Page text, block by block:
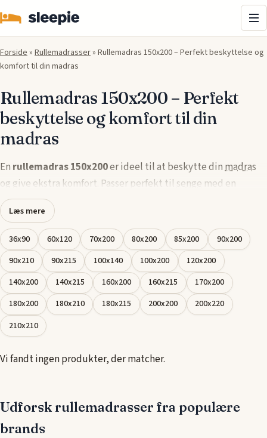
Forside» Rullemadrasser» Rullemadras 150x200 – Perfekt beskyttelse og
komfort til din madras
Rullemadras 150x200 – Perfekt
beskyttelse og komfort til din
madras
En rullemadras 150x200er ideel til at beskytte dinmadras
og give ekstra komfort. Passer perfekt til senge med en
bredde på 150 cm og en længde på 200 cm. Denne rullemadras
beskytter mod fugt, snavs og slitage, samtidig med at den
forbedrer komforten. Den er både åndbar og vaskbar, hvilket
gør den nem at vedligeholde og sikrer langvarig beskyttelse.
Vælg enrullemadras i 150x200for at beskytte din madras og
få en komfortabel og sund søvnoplevelse.
Læs mere
36x90 60x120 70x200 80x200 85x200
90x200
90x210
90x215 100x140 100x200
120x200
140x200
140x215 160x200 160x215
170x200
180x200
180x210 180x215 200x200
200x220
210x210
Vi fandt ingen produkter, der matcher.
Udforsk rullemadrasser fra populære
brands